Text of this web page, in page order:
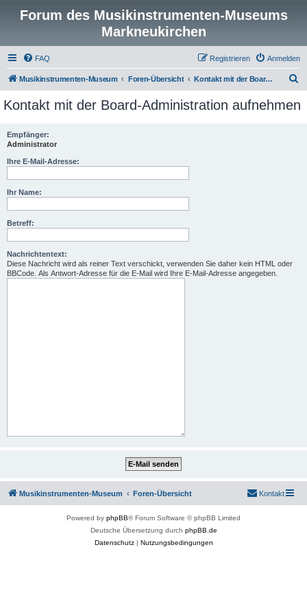
Forum des Musikinstrumenten-Museums
Markneukirchen
FAQ Anmelden
Registrieren
Musikinstrumenten-Museum Foren-Übersicht Kontakt mit der Board-Administration aufnehmen
c
Kontakt mit der Board-Administration aufnehmen
Empfänger:
Administrator
Ihre E-Mail-Adresse:
Ihr Name:
Betreff:
Nachrichtentext:
Diese Nachricht wird als reiner Text verschickt, verwenden Sie daher kein HTML oder
BBCode. Als Antwort-Adresse für die E-Mail wird Ihre E-Mail-Adresse angegeben.
Musikinstrumenten-Museum Foren-Übersicht Kontakt
Powered by phpBB® Forum Software © phpBB Limited
Deutsche Übersetzung durch phpBB.de
Datenschutz| Nutzungsbedingungen